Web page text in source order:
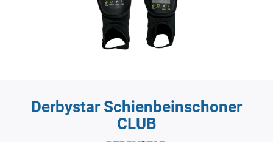
Derbystar Schienbeinschoner
CLUB